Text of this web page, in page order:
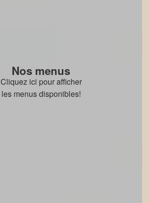
Nos menus
Cliquez ici pour afficher
les menus disponibles!